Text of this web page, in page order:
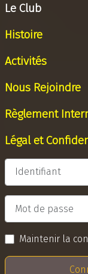
Le Club
Histoire
Activités
Nous Rejoindre
Règlement
Légal et
Identifiant
Mot de passe
Maintenir la